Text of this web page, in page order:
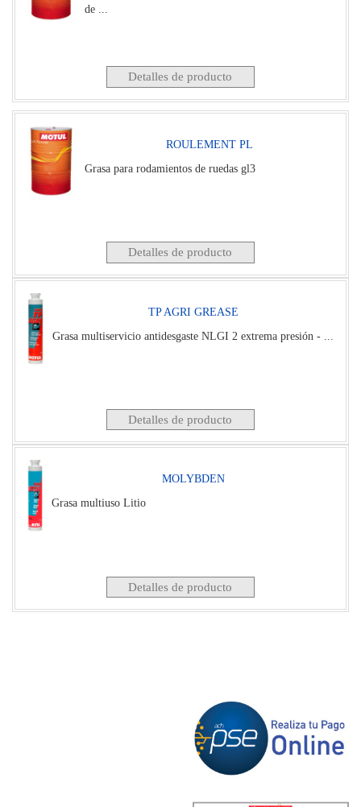
de ...
Detalles de producto
ROULEMENT PL
Grasa para rodamientos de ruedas gl3
Detalles de producto
TP AGRI GREASE
Grasa multiservicio antidesgaste NLGI 2 extrema presión - ...
Detalles de producto
MOLYBDEN
Grasa multiuso Litio
Detalles de producto